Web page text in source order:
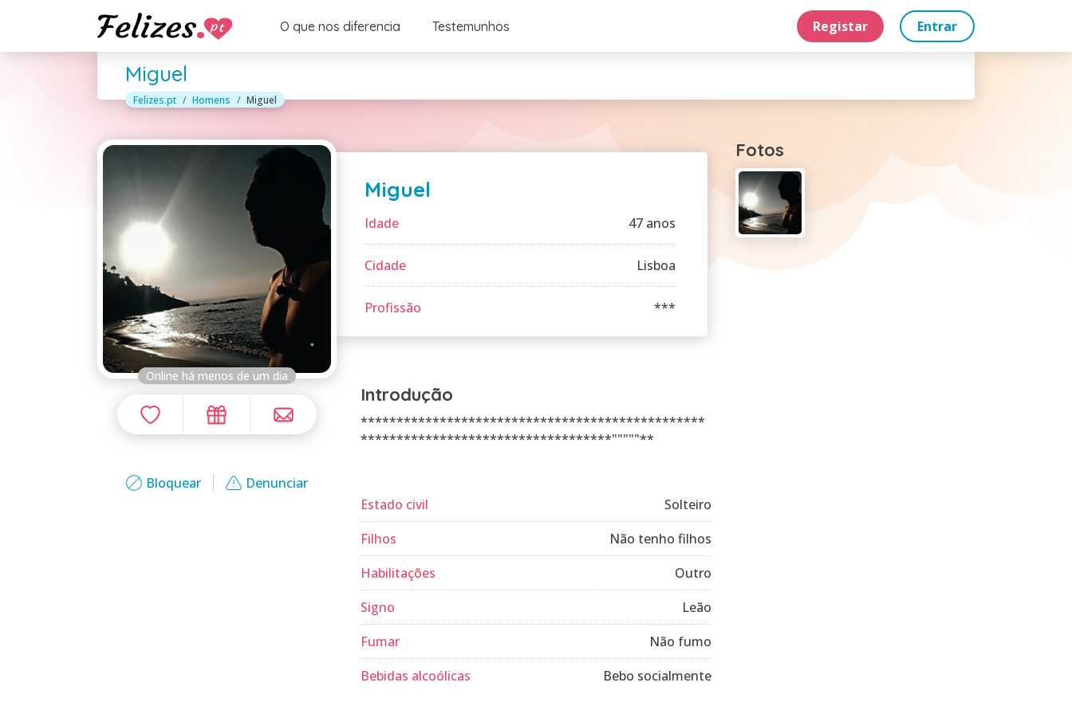
O que nos diferencia Testemunhos Registar Entrar
Miguel
Felizes.pt Homens Miguel
Online há menos de um dia
Bloquear Denunciar
Miguel
Idade 47 anos
Cidade Lisboa
Profissão ***
Introdução
************************************************
***********************************"""""**
Estado civil
Solteiro
Filhos
Não tenho filhos
Habilitações
Outro
Signo
Leão
Fumar
Não fumo
Bebidas alcoólicas
Bebo socialmente
Fotos